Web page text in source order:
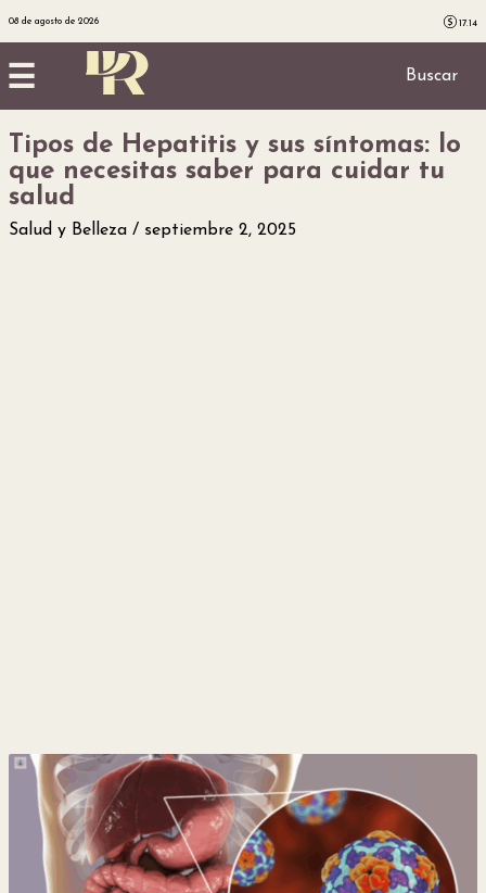
08 de agosto de 2026 17.14
☰ Buscar
Inicio
Noticias
Tipos de Hepatitis y sus síntomas: lo
que necesitas saber para cuidar tu
salud
Salud y Belleza septiembre 2, 2025